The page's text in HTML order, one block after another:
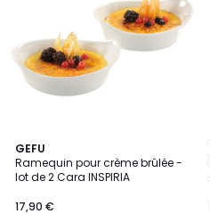
GEFU
Ramequin pour crème brûlée -
lot de 2 Cara INSPIRIA
17,90 €